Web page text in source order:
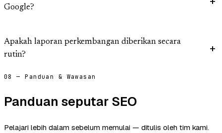
Google?
Apakah laporan perkembangan diberikan secara
rutin?
08 — Panduan & Wawasan
Panduan seputar SEO
Pelajari lebih dalam sebelum memulai — ditulis oleh tim kami.